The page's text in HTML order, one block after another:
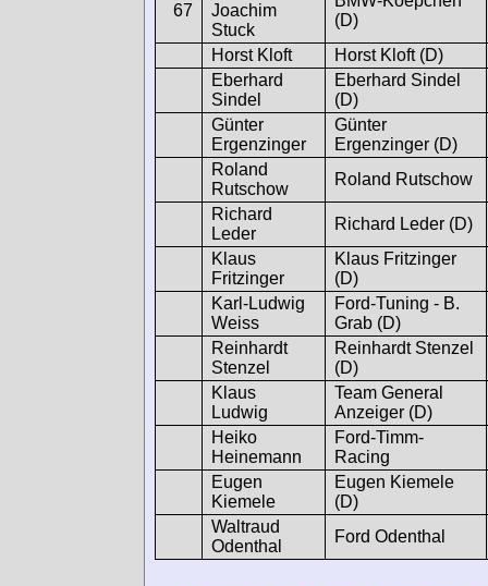
67
Joachim
Stuck
(D)
Horst Kloft
Horst Kloft (D)
Eberhard
Sindel
Eberhard Sindel
(D)
Günter
Ergenzinger
Günter
Ergenzinger (D)
Roland
Rutschow
Roland Rutschow
Richard
Leder
Richard Leder (D)
Klaus
Fritzinger
Klaus Fritzinger
(D)
Karl-Ludwig
Weiss
Ford-Tuning - B.
Grab (D)
Reinhardt
Stenzel
Reinhardt Stenzel
(D)
Klaus
Ludwig
Team General
Anzeiger (D)
Heiko
Heinemann
Ford-Timm-
Racing
Eugen
Kiemele
Eugen Kiemele
(D)
Waltraud
Odenthal
Ford Odenthal